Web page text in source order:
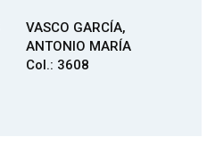
VASCO GARCÍA,
ANTONIO MARÍA
Col.: 3608